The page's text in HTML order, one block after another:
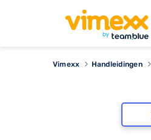
Vimexx Handleidingen